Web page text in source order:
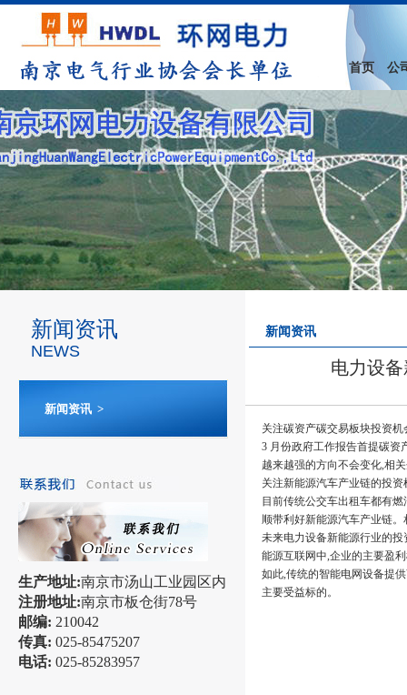
首页 公
新闻资讯
NEWS
新闻资讯 >
生产地址:南京市汤山工业园区内
注册地址:南京市板仓街78号
邮编: 210042
传真: 025-85475207
电话: 025-85283957
新闻资讯
电力设
关注碳资产碳交易板块投资机
3 月份政府工作报告首提碳资
越来越强的方向不会变化,相
关注新能源汽车产业链的投资
目前传统公交车出租车都有
顺带利好新能源汽车产业链
未来电力设备新能源行业的
能源互联网中,企业的主要盈
如此,传统的智能电网设备提
主要受益标的。